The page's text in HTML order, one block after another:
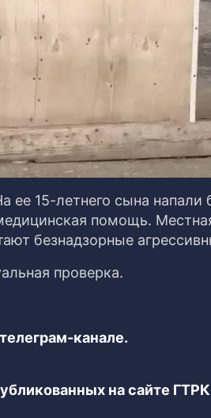
15-летнего сына напали
помощь.
безнадзорные
проверка.
канале.
на сайте